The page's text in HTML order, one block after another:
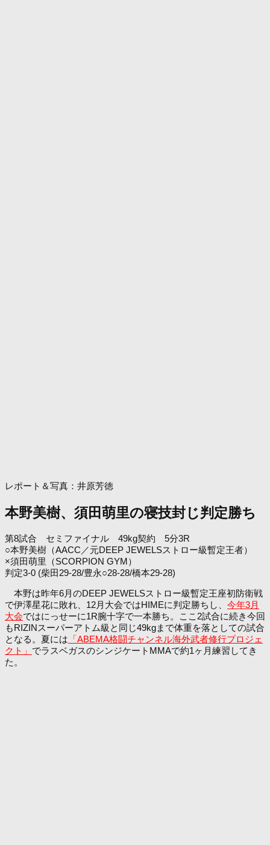
レポート＆写真：井原芳徳
本野美樹、須田萌里の寝技封じ判定勝ち
第8試合 セミファイナル 49kg契約 5分3R
○本野美樹（AACC／元DEEP JEWELSストロー級暫定王者）
×須田萌里（SCORPION GYM）
判定3-0 (柴田29-28/豊永○28-28/橋本29-28)
本野は昨年6月のDEEP JEWELSストロー級暫定王座初防衛戦
で伊澤星花に敗れ、12月大会ではHIMEに判定勝ちし、 今年3月
大会ではにっせーに1R腕十字で一本勝ち。ここ2試合に続き今回
もRIZINスーパーアトム級と同じ49kgまで体重を落としての試合
となる。夏には 「ABEMA格闘チャンネル海外武者修行プロジェ
クト」 でラスベガスのシンジケートMMAで約1ヶ月練習してき
た。